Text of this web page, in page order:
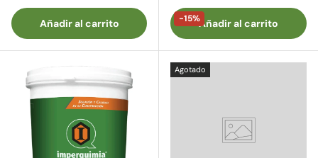
Añadir al carrito Añadir al carrito
-15%
Agotado